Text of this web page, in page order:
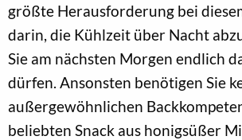
größte Herausforderung bei
darin, die Kühlzeit über Nacht
Sie am nächsten Morgen endlich
dürfen. Ansonsten benötigen Sie
außergewöhnlichen
beliebten Snack aus honigsüßer